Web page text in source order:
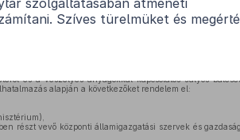
irányításáról és
és a veszélyes anyagokkal kapcsolatos súlyos
alapján a következőket rendelem el:
részt vevő központi államigazgatási szervek és
szolgáltatásában átmeneti
Szíves türelmüket és